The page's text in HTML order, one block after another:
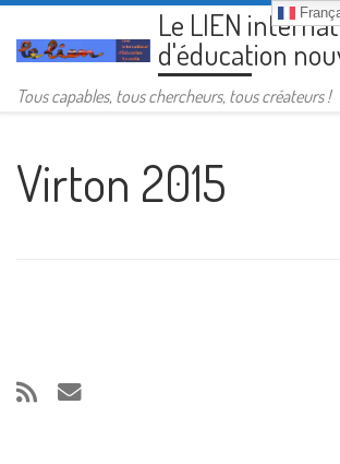
Passer au contenuLe LIEN
d'éducation
Tous capables, tous chercheurs, tous créateurs !
Virton 2015